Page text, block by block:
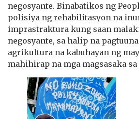
negosyante. Binabatikos ng
polisiya ng rehabilitasyon na
imprastraktura kung saan
negosyante, sa halip na
agrikultura na kabuhayan ng
mahihirap na mga magsasaka sa